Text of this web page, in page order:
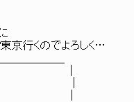
くのでよろしく…
＿＿＿_
..| | |
| |
| |